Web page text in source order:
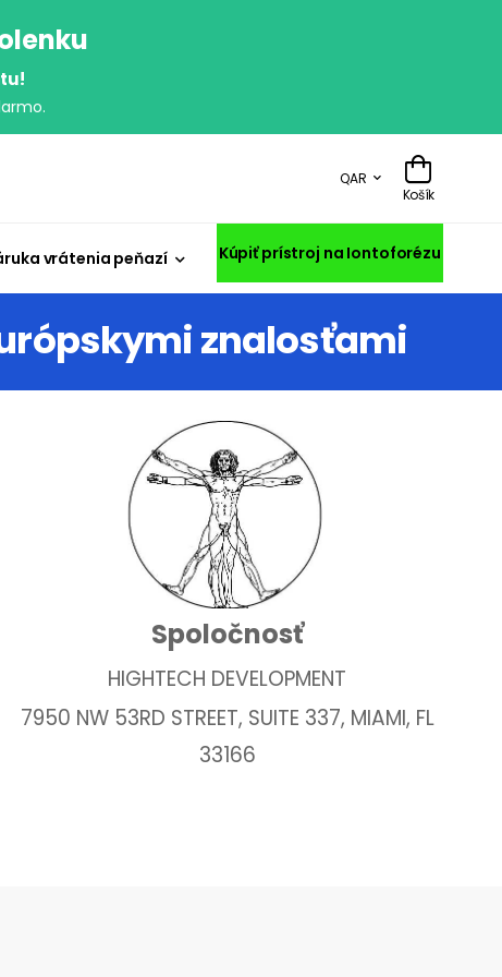
QAR
Košík
vrátenia peňazí Kúpiť prístroj na Iontoforézu
znalosťami
Spoločnosť
HIGHTECH DEVELOPMENT
7950 NW 53RD STREET, SUITE 337, MIAMI, FL
33166